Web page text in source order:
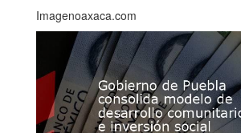
Imagenoaxaca.com